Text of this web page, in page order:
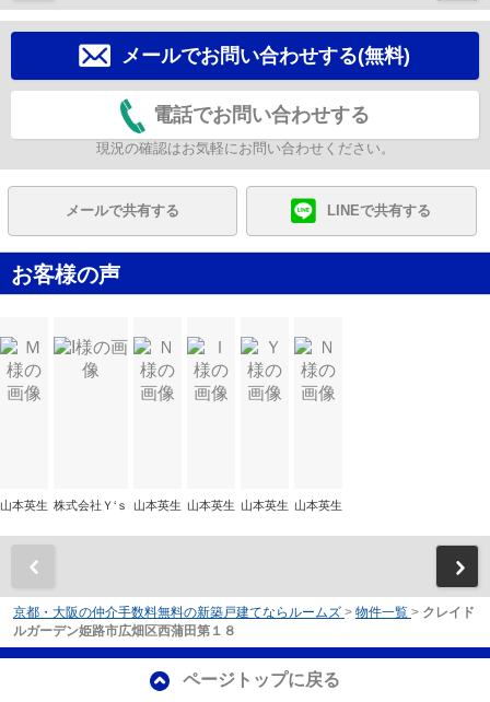
メールでお問い合わせする(無料)
電話でお問い合わせする
現況の確認はお気軽にお問い合わせください。
メールで共有する LINEで共有する
お客様の声
山本英生 株式会社Ｙ‘ｓ 山本英生 山本英生 山本英生 山本英生
京都・大阪の仲介手数料無料の新築戸建てならルームズ > 物件一覧 > クレイド
ルガーデン姫路市広畑区西蒲田第１８
ページトップに戻る